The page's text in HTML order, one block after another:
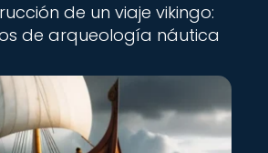
de un viaje vikingo:
de arqueología náutica